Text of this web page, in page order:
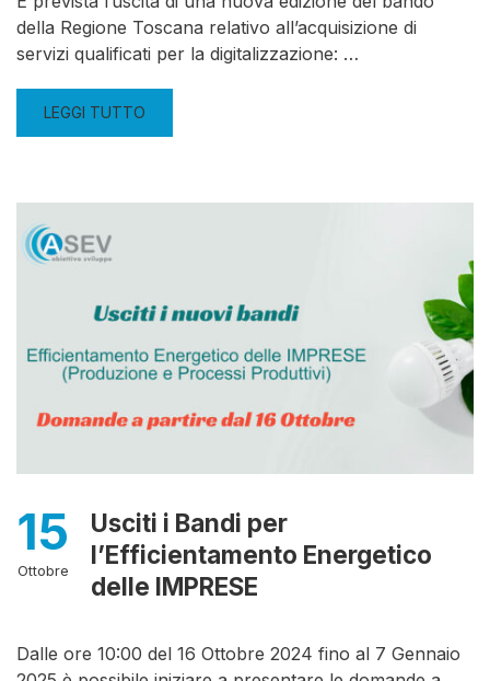
della Regione Toscana relativo all’acquisizione di
servizi qualificati per la digitalizzazione: …
LEGGI TUTTO
15
Ottobre
Usciti i Bandi per
l’Efficientamento Energetico
delle IMPRESE
Dalle ore 10:00 del 16 Ottobre 2024 fino al 7 Gennaio